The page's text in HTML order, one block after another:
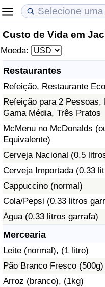
Custo de Vida em
Moeda:
Restaurantes
Refeição, Restaurante
Refeição para 2 Pessoas,
Gama Média, Três Pratos
McMenu no McDonalds
Equivalente)
Cerveja Nacional (0.5
Cerveja Importada (0.33
Cappuccino (normal)
Cola/Pepsi (0.33 litros
Água (0.33 litros garrafa)
Mercearia
Leite (normal), (1 litro)
Pão Branco Fresco (500g)
Arroz (branco), (1kg)
Custo de Vida
Indicador de Custo de
Indicador de Custo de
em Aqaba
Preços de Imóveis
Indicador de Preços de
Indicador de Preços de
Qualidade de Vida
Indicador de Qualidade
Índice de qualidade de
Crime
Taxa do Indicador de
Indicador de Crime
Índice de criminalidade
Saúde
Indicador de Saúde